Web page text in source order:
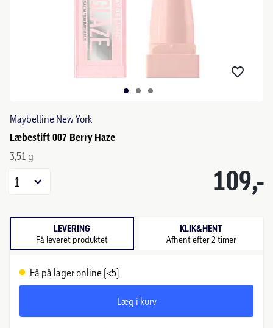
Maybelline New York
Læbestift 007 Berry Haze
3,51 g
109,-
1
LEVERING
Få leveret produktet
KLIK&HENT
Afhent efter 2 timer
Få på lager online (<5)
Læg i kurv